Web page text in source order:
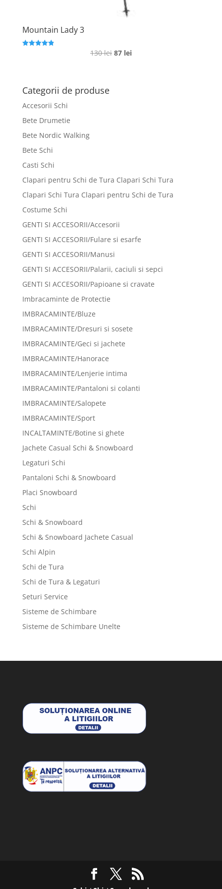
Mountain Lady 3
130lei Prețul
87 leiPrețul
Categorii de produse
Accesorii Schi
Bete Drumetie
Bete Nordic Walking
Bete Schi
Casti Schi
Clapari pentru Schi de Tura Clapari Schi Tura
Clapari Schi Tura Clapari pentru Schi de Tura
Costume Schi
GENTI SI ACCESORII/Accesorii
GENTI SI ACCESORII/Fulare si esarfe
GENTI SI ACCESORII/Manusi
GENTI SI ACCESORII/Palarii, caciuli si sepci
GENTI SI ACCESORII/Papioane si cravate
Imbracaminte de Protectie
IMBRACAMINTE/Bluze
IMBRACAMINTE/Dresuri si sosete
IMBRACAMINTE/Geci si jachete
IMBRACAMINTE/Hanorace
IMBRACAMINTE/Lenjerie intima
IMBRACAMINTE/Pantaloni si colanti
IMBRACAMINTE/Salopete
IMBRACAMINTE/Sport
INCALTAMINTE/Botine si ghete
Jachete Casual Schi & Snowboard
Legaturi Schi
Pantaloni Schi & Snowboard
Placi Snowboard
Schi
Schi & Snowboard
Schi & Snowboard Jachete Casual
Schi Alpin
Schi de Tura
Schi de Tura & Legaturi
Seturi Service
Sisteme de Schimbare
Sisteme de Schimbare Unelte